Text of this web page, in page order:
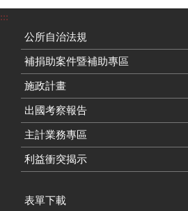
:::
公所自治法規
補捐助案件暨補助專區
施政計畫
出國考察報告
主計業務專區
利益衝突揭示
表單下載